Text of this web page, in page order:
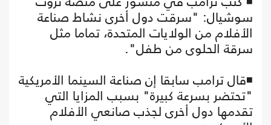
سوشيال: "سرقت دول أخرى نشاط صناعة
الأفلام من الولايات المتحدة، تماما مثل
سرقة الحلوى من طفل".
◾قال ترامب سابقا إن صناعة السينما الأمريكية
"تحتضر بسرعة كبيرة" بسبب المزايا التي
تقدمها دول أخرى لجذب صانعي الأفلام